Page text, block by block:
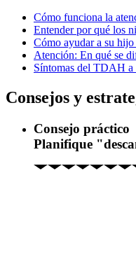
Cómo funciona la
Entender por qué los
Cómo ayudar a su hijo
Atención: En qué se
Síntomas del TDAH a
Consejos y
Consejo práctico
Planifique